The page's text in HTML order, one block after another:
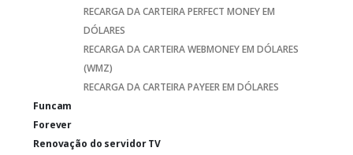
RECARGA DA CARTEIRA PERFECT MONEY EM
DÓLARES
RECARGA DA CARTEIRA WEBMONEY EM DÓLARES
(WMZ)
RECARGA DA CARTEIRA PAYEER EM DÓLARES
Funcam
Forever
Renovação do servidor TV